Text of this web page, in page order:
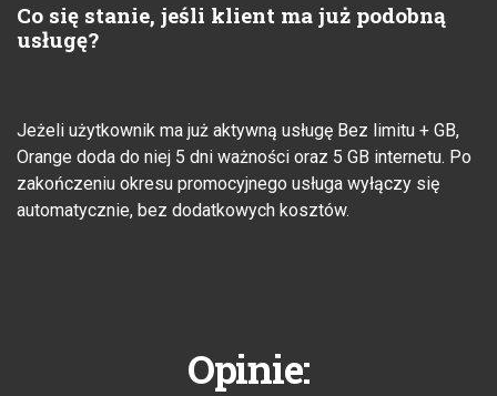
Co się stanie, jeśli klient ma już podobną
usługę?
Jeżeli użytkownik ma już aktywną usługę Bez limitu + GB,
Orange doda do niej 5 dni ważności oraz 5 GB internetu. Po
zakończeniu okresu promocyjnego usługa wyłączy się
automatycznie, bez dodatkowych kosztów.
Opinie: